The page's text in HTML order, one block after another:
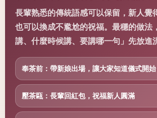
長輩熟悉的傳統語感可以保留，新人覺
也可以換成不尷尬的祝福。最穩的做法
講、什麼時候講、要講哪一句」先放進
奉茶前：帶新娘出場，讓大家知道儀式開始
壓茶甌：長輩回紅包，祝福新人圓滿